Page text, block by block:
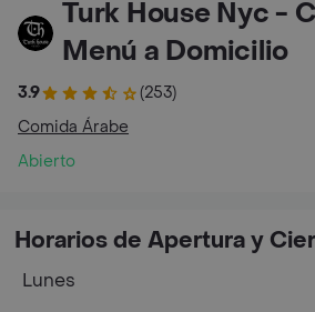
Turk House Nyc -
Menú a Domicilio
3.9
(253)
Comida Árabe
Abierto
Horarios de Apertura y
Lunes